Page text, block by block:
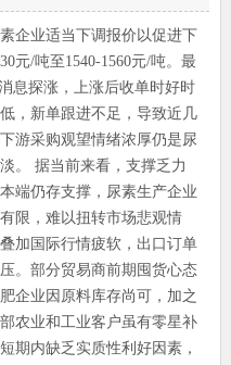
企业适当下调报价以促进下
元/吨至1540-1560元/吨。最
息探涨，上涨后收单时好时
，新单跟进不足，导致近几
游采购观望情绪浓厚仍是尿
。 据当前来看，支撑乏力
端仍存支撑，尿素生产企业
限，难以扭转市场悲观情
加国际行情疲软，出口订单
。部分贸易商前期囤货心态
企业因原料库存尚可，加之
农业和工业客户虽有零星补
期内缺乏实质性利好因素，